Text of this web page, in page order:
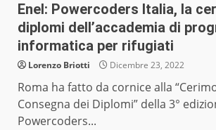
Enel: Powercoders Italia, la
diplomi dell’accademia di
informatica per rifugiati
Lorenzo Briotti Dicembre 23, 2022
Roma ha fatto da cornice alla
Consegna dei Diplomi” della 3°
Powercoders...